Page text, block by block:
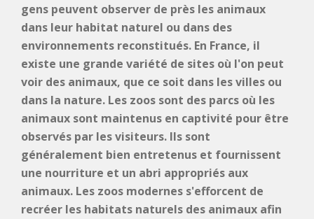
EXPOSITIONS
&
MONUMENTS
HISTORIQUES
PARCS
D'ATTRACTIONS
GROTTES,
GOUFFRES
&
SITES
PRÉHISTORIQUES
MONUMENTS
TOURISME
INDUSTRIELVILLAGES
DE CROISIÈRES
gens peuvent observer de près les animaux
dans leur habitat naturel ou dans des
environnements reconstitués. En France, il
existe une grande variété de sites où l'on peut
voir des animaux, que ce soit dans les villes ou
dans la nature. Les zoos sont des parcs où les
animaux sont maintenus en captivité pour être
observés par les visiteurs. Ils sont
généralement bien entretenus et fournissent
une nourriture et un abri appropriés aux
animaux. Les zoos modernes s'efforcent de
recréer les habitats naturels des animaux afin